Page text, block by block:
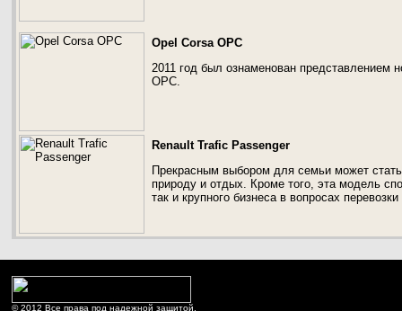
Opel Corsa OPC
2011 год был ознаменован представлением
OPC.
Renault Trafic Passenger
Прекрасным выбором для семьи может
природу и отдых. Кроме того, эта модель
так и крупного бизнеса в вопросах
© 2012 Все права под надежной защитой.